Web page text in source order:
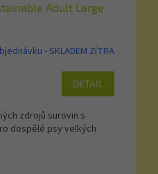
Adult Large
- SKLADEM ZÍTRA
DETAIL
zdrojů surovin s
dospělé psy velkých